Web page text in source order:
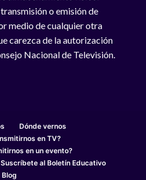
o emisión de
medio de cualquier otra
carezca de la autorización
Nacional de Televisión.
Dónde vernos
en TV?
en un evento?
Suscríbete al Boletín Educativo
Blog